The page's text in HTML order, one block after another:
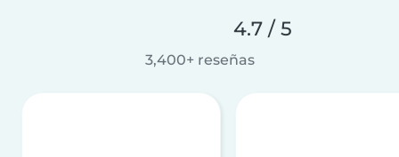
4.7 / 5
3,400+ reseñas